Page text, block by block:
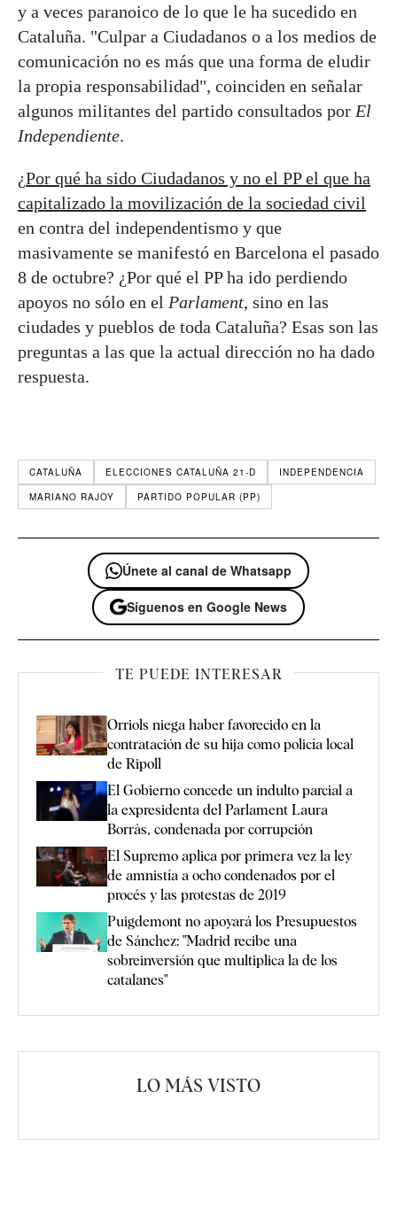
y a veces paranoico de lo que le ha sucedido en
Cataluña. "Culpar a Ciudadanos o a los medios de
comunicación no es más que una forma de eludir
la propia responsabilidad", coinciden en señalar
algunos militantes del partido consultados por El
Independiente.
¿Por qué ha sido Ciudadanos y no el PP el que ha
capitalizado la movilización de la sociedad civil
en contra del independentismo y que
masivamente se manifestó en Barcelona el pasado
8 de octubre? ¿Por qué el PP ha ido perdiendo
apoyos no sólo en el Parlament, sino en las
ciudades y pueblos de toda Cataluña? Esas son las
preguntas a las que la actual dirección no ha dado
respuesta.
CATALUÑA ELECCIONES CATALUÑA 21-D
INDEPENDENCIA
MARIANO RAJOY
PARTIDO POPULAR (PP)
Únete al canal de Whatsapp
Síguenos en Google News
TE PUEDE INTERESAR
Orriols niega haber favorecido en la
contratación de su hija como policía local
de Ripoll
El Gobierno concede un indulto parcial a
la expresidenta del Parlament Laura
Borràs, condenada por corrupción
El Supremo aplica por primera vez la ley
de amnistía a ocho condenados por el
procés y las protestas de 2019
Puigdemont no apoyará los Presupuestos
de Sánchez: "Madrid recibe una
sobreinversión que multiplica la de los
catalanes"
LO MÁS VISTO